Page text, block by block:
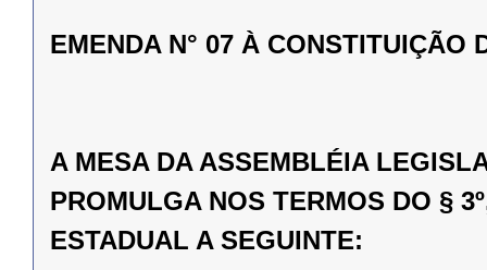
EMENDA N° 07 À CONSTITUIÇÃO
A MESA DA ASSEMBLÉIA
PROMULGA NOS TERMOS DO §
ESTADUAL A SEGUINTE: